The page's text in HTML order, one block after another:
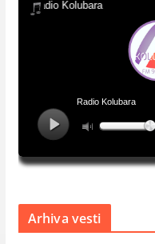
Arhiva vesti